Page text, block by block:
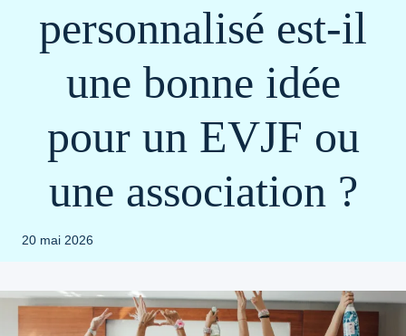
personnalisé est-il
une bonne idée
pour un EVJF ou
une association ?
20 mai 2026